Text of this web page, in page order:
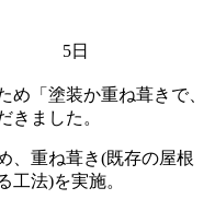
5日
め「塗装か重ね葺きで、
きました。
、重ね葺き(既存の屋根
工法)を実施。